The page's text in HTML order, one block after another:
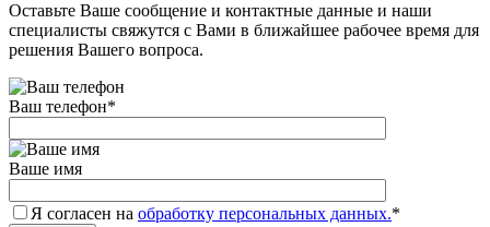
Оставьте Ваше сообщение и контактные данные и наши
специалисты свяжутся с Вами в ближайшее рабочее время для
решения Вашего вопроса.
Ваш телефон*
Ваше имя
Я согласен на обработку персональных данных.*